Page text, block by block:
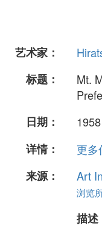
艺术家：
标题：
Mt.
日期：
1958
详情：
更多
来源：
Art
浏览
描述